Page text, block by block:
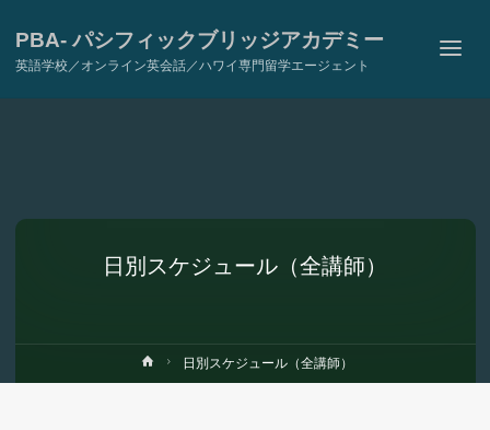
PBA- パシフィックブリッジアカデミー
英語学校／オンライン英会話／ハワイ専門留学エージェント
日別スケジュール（全講師）
ホ
ー
日別スケジュール（全講師）